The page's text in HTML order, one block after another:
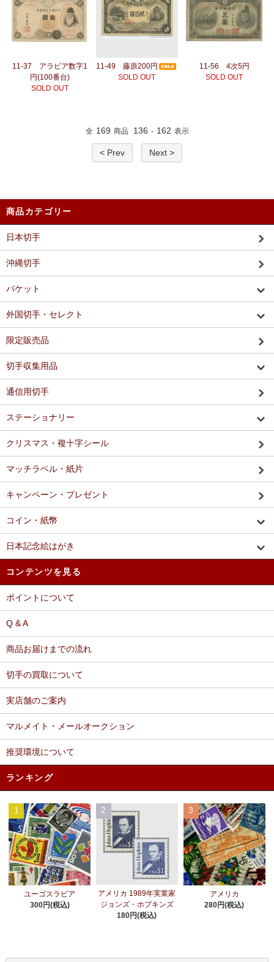
11-37 アラビア数字1
円(100番台)
SOLD OUT
11-49 藤原200円
SOLD OUT
11-56 4次5円
SOLD OUT
全 169 商品 136 - 162 表示
< Prev Next >
商品カテゴリー
日本切手
沖縄切手
パケット
外国切手・セレクト
限定販売品
切手収集用品
通信用切手
ステーショナリー
クリスマス・複十字シール
マッチラベル・紙片
キャンペーン・プレゼント
コイン・紙幣
日本記念絵はがき
コンテンツを見る
ポイントについて
Q & A
商品お届けまでの流れ
切手の買取について
実店舗のご案内
マルメイト・メールオークション
推奨環境について
ランキング
1
ユーゴスラビア
300円(税込)
2
アメリカ 1989年実業家
ジョンズ・ホプキンズ
180円(税込)
3
アメリカ
280円(税込)